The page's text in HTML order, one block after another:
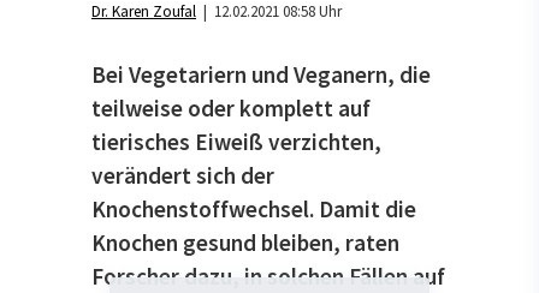
Dr. Karen Zoufal | 12.02.2021 08:58 Uhr
Bei Vegetariern und Veganern, die
teilweise oder komplett auf
tierisches Eiweiß verzichten,
verändert sich der
Knochenstoffwechsel. Damit die
Knochen gesund bleiben, raten
Forscher dazu, in solchen Fällen auf